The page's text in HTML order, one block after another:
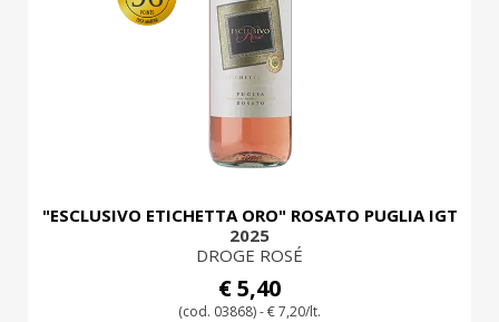
"ESCLUSIVO ETICHETTA ORO" ROSATO PUGLIA IGT
2025
DROGE ROSÉ
€ 5,40
(cod. 03868) - € 7,20/lt.